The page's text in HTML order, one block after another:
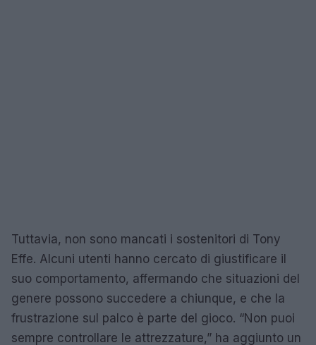
Tuttavia, non sono mancati i sostenitori di Tony
Effe. Alcuni utenti hanno cercato di giustificare il
suo comportamento, affermando che situazioni del
genere possono succedere a chiunque, e che la
frustrazione sul palco è parte del gioco. “Non puoi
sempre controllare le attrezzature,” ha aggiunto un